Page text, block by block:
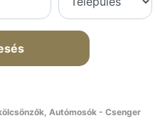
Autómosók - Csenger